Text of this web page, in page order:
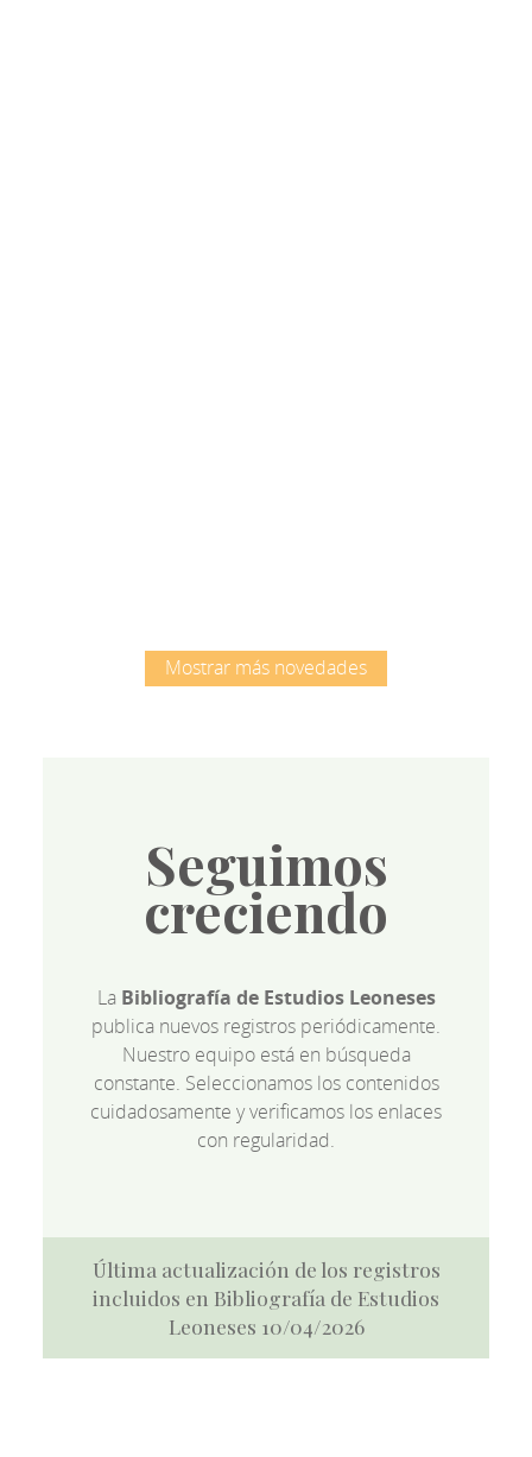
Mostrar más novedades
Seguimos
creciendo
La Bibliografía de Estudios Leoneses
publica nuevos registros periódicamente.
Nuestro equipo está en búsqueda
constante. Seleccionamos los contenidos
cuidadosamente y verificamos los enlaces
con regularidad.
Última actualización de los registros
incluidos en Bibliografía de Estudios
Leoneses 10/04/2026